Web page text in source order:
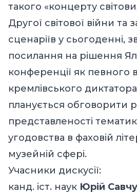
такого «концерту
Другої світової війни та
сценаріїв у сьогоденні,
посилання на рішення
конференції як певного
кремлівського
планується обговорити
представленості
угодовства в фаховій
музейній сфері.
Учасники дискусії:
канд. іст. наук Юрій